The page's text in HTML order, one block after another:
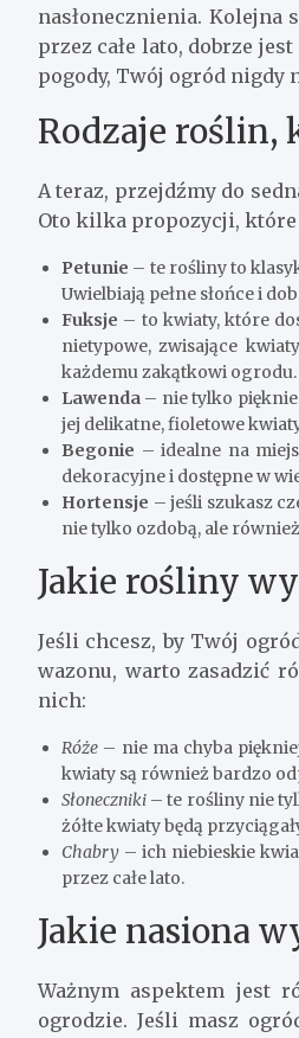
nasłonecznienia. Kolejna
przez całe lato, dobrze
pogody, Twój ogród nigdy
Rodzaje roślin,
A teraz, przejdźmy do
Oto kilka propozycji,
Petunie – te rośliny to
Uwielbiają pełne słońce i
Fuksje – to kwiaty, które
nietypowe, zwisające
każdemu zakątkowi ogrodu.
Lawenda – nie tylko
jej delikatne, fioletowe
Begonie – idealne na
dekoracyjne i dostępne w
Hortensje – jeśli szukasz
nie tylko ozdobą, ale
Jakie rośliny
Jeśli chcesz, by Twój
wazonu, warto zasadzić
nich:
Róże – nie ma chyba
kwiaty są również bardzo
Słoneczniki – te rośliny nie
żółte kwiaty będą
Chabry – ich niebieskie
przez całe lato.
Jakie nasiona
Ważnym aspektem jest
ogrodzie. Jeśli masz